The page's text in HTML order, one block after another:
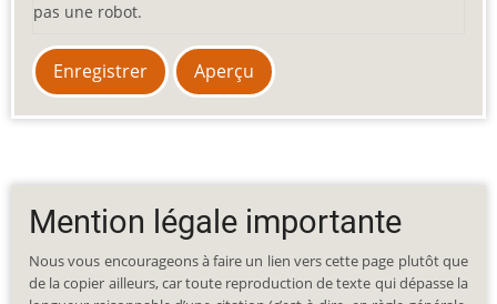
pas une robot.
Mention légale importante
Nous vous encourageons à faire un lien vers cette page plutôt que
de la copier ailleurs, car toute reproduction de texte qui dépasse la